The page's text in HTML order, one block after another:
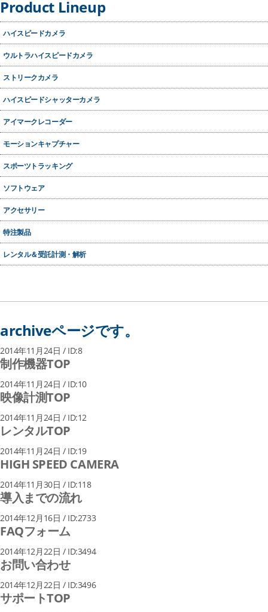
Product Lineup
ハイスピードカメラ
ウルトラハイスピードカメラ
ストリークカメラ
ハイスピードシャッターカメラ
アイマークレコーダー
モーションキャプチャー
スポーツトラッキング
ソフトウェア
アクセサリー
特注製品
レンタル＆受託計測・解析
archiveページです。
2014年11月24日 / ID:8
制作機器TOP
2014年11月24日 / ID:10
映像計測TOP
2014年11月24日 / ID:12
レンタルTOP
2014年11月24日 / ID:19
HIGH SPEED CAMERA
2014年11月30日 / ID:118
導入までの流れ
2014年12月16日 / ID:2733
FAQフォーム
2014年12月22日 / ID:3494
お問い合わせ
2014年12月22日 / ID:3496
サポートTOP